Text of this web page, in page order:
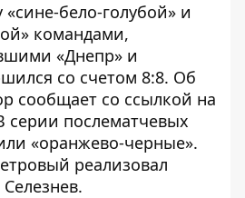
бело-голубой» и
командами,
«Днепр» и
со счетом 8:8. Об
сообщает со ссылкой на
серии послематчевых
«оранжево-черные».
реализовал